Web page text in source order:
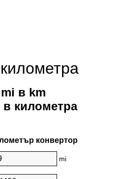
в km
километра
конвертор
mi